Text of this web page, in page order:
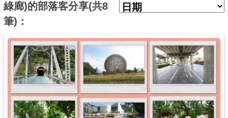
好康優惠
最新消息
最新留言
商家合作
綠廊)的部落客分享(共8
筆)：